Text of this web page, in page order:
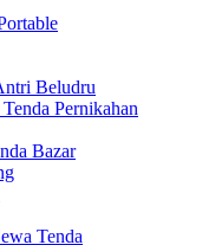
Beludru
Pernikahan
Bazar
Tenda